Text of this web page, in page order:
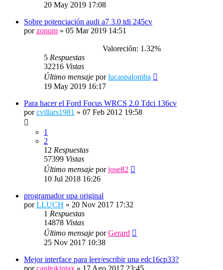
20 May 2019 17:08
Sobre potenciación audi a7 3.0 tdi 245cv
porzonum » 05 Mar 2019 14:51
Valoreción: 1.32%
5 Respuestas
32216 Vistas
Último mensaje porlucaspalomba
19 May 2019 16:17
Para hacer el Ford Focus WRCS 2.0 Tdci 136cv
porcvillars1981 » 07 Feb 2012 19:58
1
2
12 Respuestas
57399 Vistas
Último mensaje porjose82
10 Jul 2018 16:26
programador upa original
porLLUCH » 20 Nov 2017 17:32
1 Respuestas
14878 Vistas
Último mensaje porGerard
25 Nov 2017 10:38
Mejor interface para leer/escribir una edc16cp33?
porcanitokintax » 17 Ago 2017 23:45